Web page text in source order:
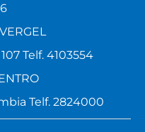
Telf. 4103554
Telf. 2824000